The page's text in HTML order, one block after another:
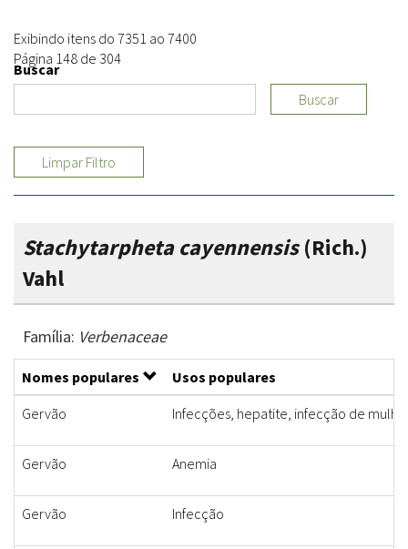
Exibindo itens do 7351 ao 7400
Página 148 de 304
Buscar
Buscar
Limpar Filtro
Stachytarpheta cayennensis(Rich.)
Vahl
Família: Verbenaceae
Nomes populares
Usos populares
Gervão
Infecções, hepatite, infecção de
Gervão Anemia
Gervão Infecção